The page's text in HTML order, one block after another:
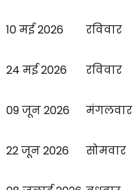
10 मई 2026 रविवार
24 मई 2026 रविवार
09 जून 2026 मंगलवार
22 जून 2026 सोमवार